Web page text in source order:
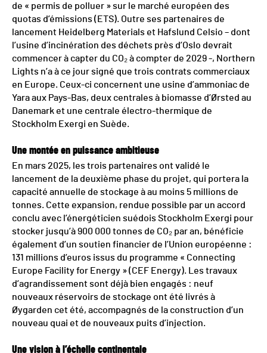
de « permis de polluer » sur le marché européen des
quotas d’émissions (ETS). Outre ses partenaires de
lancement Heidelberg Materials et Hafslund Celsio – dont
l’usine d’incinération des déchets près d’Oslo devrait
commencer à capter du CO₂ à compter de 2029 -, Northern
Lights n’a à ce jour signé que trois contrats commerciaux
en Europe. Ceux-ci concernent une usine d’ammoniac de
Yara aux Pays-Bas, deux centrales à biomasse d’Ørsted au
Danemark et une centrale électro-thermique de
Stockholm Exergi en Suède.
Une montée en puissance ambitieuse
En mars 2025, les trois partenaires ont validé le
lancement de la deuxième phase du projet, qui portera la
capacité annuelle de stockage à au moins 5 millions de
tonnes. Cette expansion, rendue possible par un accord
conclu avec l’énergéticien suédois Stockholm Exergi pour
stocker jusqu’à 900 000 tonnes de CO₂ par an, bénéficie
également d’un soutien financier de l’Union européenne :
131 millions d’euros issus du programme « Connecting
Europe Facility for Energy » (CEF Energy). Les travaux
d’agrandissement sont déjà bien engagés : neuf
nouveaux réservoirs de stockage ont été livrés à
Øygarden cet été, accompagnés de la construction d’un
nouveau quai et de nouveaux puits d’injection.
Une vision à l’échelle continentale